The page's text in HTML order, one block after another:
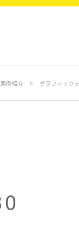
実例紹介 > グラフィック